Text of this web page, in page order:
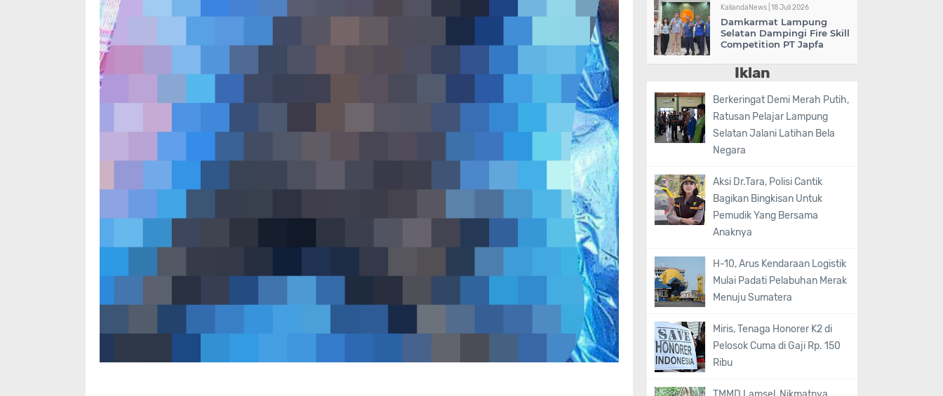
KaliandaNews | 18 Juli 2026
Damkarmat Lampung
Selatan Dampingi Fire Skill
Competition PT Japfa
Iklan
Berkeringat Demi Merah Putih,
Ratusan Pelajar Lampung
Selatan Jalani Latihan Bela
Negara
Aksi Dr.Tara, Polisi Cantik
Bagikan Bingkisan Untuk
Pemudik Yang Bersama
Anaknya
H-10, Arus Kendaraan Logistik
Mulai Padati Pelabuhan Merak
Menuju Sumatera
Miris, Tenaga Honorer K2 di
Pelosok Cuma di Gaji Rp. 150
Ribu